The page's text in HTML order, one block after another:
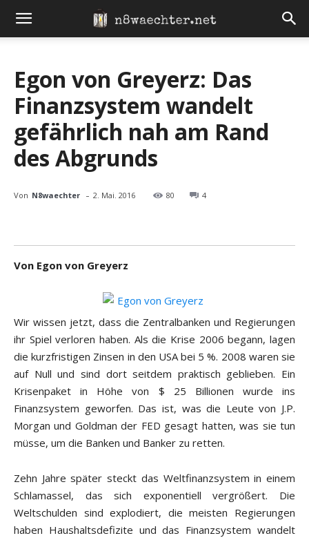
Egon von Greyerz: Das
Finanzsystem wandelt
gefährlich nah am Rand
des Abgrunds
Von N8waechter - 2. Mai. 2016 80 4
Von Egon von Greyerz
Wir wissen jetzt, dass die Zentralbanken und Regierungen
ihr Spiel verloren haben. Als die Krise 2006 begann, lagen
die kurzfristigen Zinsen in den USA bei 5 %. 2008 waren sie
auf Null und sind dort seitdem praktisch geblieben. Ein
Krisenpaket in Höhe von $ 25 Billionen wurde ins
Finanzsystem geworfen. Das ist, was die Leute von J.P.
Morgan und Goldman der FED gesagt hatten, was sie tun
müsse, um die Banken und Banker zu retten.
Zehn Jahre später steckt das Weltfinanzsystem in einem
Schlamassel, das sich exponentiell vergrößert. Die
Weltschulden sind explodiert, die meisten Regierungen
haben Haushaltsdefizite und das Finanzsystem wandelt